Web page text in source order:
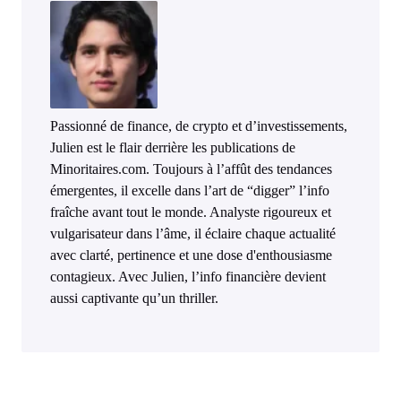
Passionné de finance, de crypto et d’investissements,
Julien est le flair derrière les publications de
Minoritaires.com. Toujours à l’affût des tendances
émergentes, il excelle dans l’art de “digger” l’info
fraîche avant tout le monde. Analyste rigoureux et
vulgarisateur dans l’âme, il éclaire chaque actualité
avec clarté, pertinence et une dose d'enthousiasme
contagieux. Avec Julien, l’info financière devient
aussi captivante qu’un thriller.